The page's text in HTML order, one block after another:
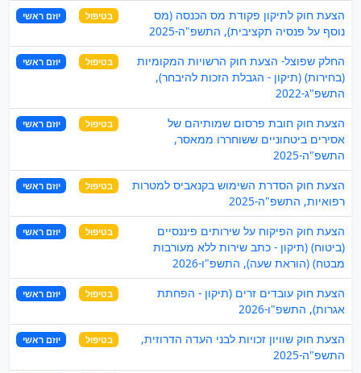
הצעת חוק לתיקון פקודת מס הכנסה (מס
נוסף על פנסיה תקציבית), התשפ"ה-2025
בטיפול יוזם ראשי
החלק שפוצל- הצעת חוק הרשויות המקומיות
(בחירות) (תיקון - הגבלת הזכות להיבחר),
התשפ"ג-2022
בטיפול יוזם ראשי
הצעת חוק חובת פרסום שמותיהם של
אסירים ביטחוניים ששוחררו ממאסר,
התשפ"ה-2025
בטיפול יוזם ראשי
הצעת חוק הסדרת השימוש בקנאביס למטרות
רפואיות, התשפ"ה-2025
בטיפול יוזם ראשי
הצעת חוק הפיקוח על שירותים פיננסיים
(ביטוח) (תיקון - כתב שירות ללא מעורבות
מבטח) (הוראת שעה), התשפ"ו-2026
בטיפול יוזם ראשי
הצעת חוק עובדים זרים (תיקון - הפחתת
אגרות), התשפ"ו-2026
בטיפול יוזם ראשי
הצעת חוק שוויון זכויות לבני העדה הדרוזית,
התשפ"ה-2025
בטיפול יוזם ראשי